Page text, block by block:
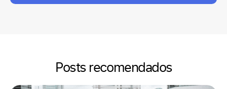
Posts recomendados